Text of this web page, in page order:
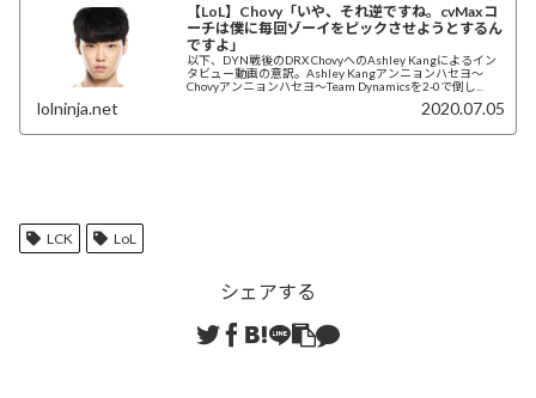
【LoL】Chovy「いや、それ逆ですね。cvMaxコ
ーチは僕に毎回ゾーイをピックさせようとするん
ですよ」
以下、DYN戦後のDRX ChovyへのAshley Kangによるイン
タビュー動画の意訳。Ashley Kangアンニョンハセヨ～
Chovyアンニョンハセヨ～Team Dynamicsを2-0で倒し...
lolninja.net 2020.07.05
LCK LoL
シェアする